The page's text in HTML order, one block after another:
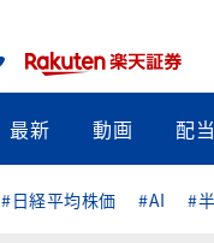
最新 動画 配当
#日経平均株価 #AI #